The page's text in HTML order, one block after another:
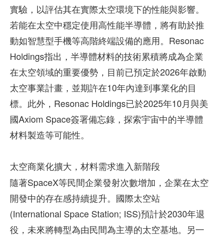
實驗，以評估其在實際太空環境下的性能與影響。
若能在太空中穩定使用高性能半導體，將有助於推
動如智慧型手機等高階終端設備的應用。Resonac
Holdings指出，半導體材料的技術累積將成為企業
在太空領域的重要優勢，目前已預定於2026年啟動
太空事業計畫，並期許在10年內達到事業化的目
標。此外，Resonac Holdings已於2025年10月與美
國Axiom Space簽署備忘錄，探索宇宙中的半導體
材料製造等可能性。
太空商業化擴大，材料需求進入新階段
隨著SpaceX等民間企業發射次數增加，企業在太空
開發中的存在感持續提升。國際太空站
(International Space Station; ISS)預計於2030年退
役，未來將轉型為由民間為主導的太空基地。另一